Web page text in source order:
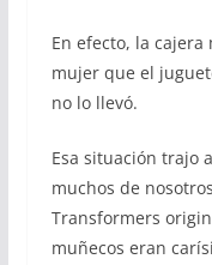
En efecto, la
mujer que el
no lo llevó.
Esa situación trajo
muchos de
Transformers
muñecos eran